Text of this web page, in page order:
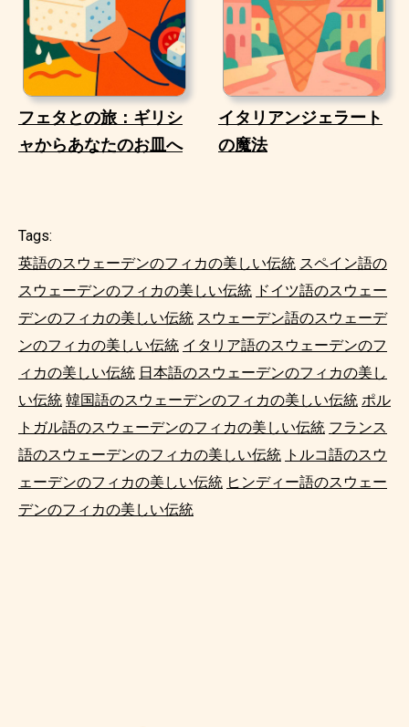
フェタとの旅：ギリシ
ャからあなたのお皿へ
イタリアンジェラート
の魔法
Tags:
英語のスウェーデンのフィカの美しい伝統 スペイン語の
スウェーデンのフィカの美しい伝統 ドイツ語のスウェー
デンのフィカの美しい伝統 スウェーデン語のスウェーデ
ンのフィカの美しい伝統 イタリア語のスウェーデンのフ
ィカの美しい伝統 日本語のスウェーデンのフィカの美し
い伝統 韓国語のスウェーデンのフィカの美しい伝統 ポル
トガル語のスウェーデンのフィカの美しい伝統 フランス
語のスウェーデンのフィカの美しい伝統 トルコ語のスウ
ェーデンのフィカの美しい伝統 ヒンディー語のスウェー
デンのフィカの美しい伝統